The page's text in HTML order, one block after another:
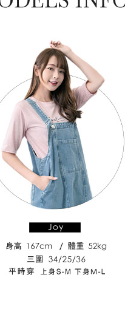
香港澳門